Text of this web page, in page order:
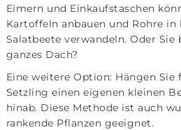
Eimern und Einkaufstaschen
Kartoffeln anbauen und Rohre in
Salatbeete verwandeln. Oder
ganzes Dach?
Eine weitere Option: Hängen Sie
Setzling einen eigenen kleinen
hinab. Diese Methode ist auch
rankende Pflanzen geeignet.